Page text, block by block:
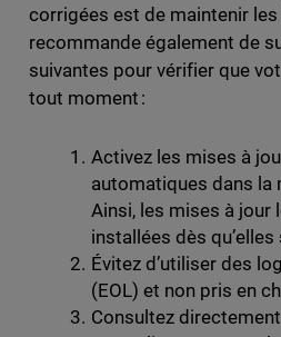
corrigées est de maintenir
recommande également de
suivantes pour vérifier que
tout moment :
Activez les mises à
automatiques dans la
Ainsi, les mises à jour
installées dès
Évitez d’utiliser des
(EOL) et non pris en
Consultez